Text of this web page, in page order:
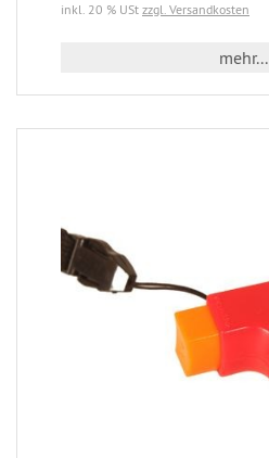
inkl. 20 % USt zzgl. Versandkosten
mehr...